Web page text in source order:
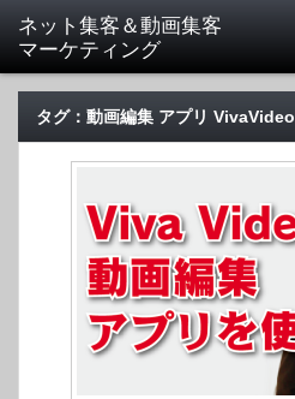
タグ：動画編集 アプリ VivaVideo